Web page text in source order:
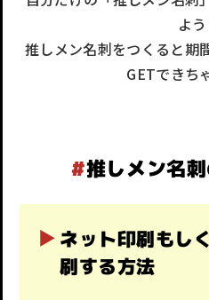
よう
推しメン名刺をつくると期
GETできち
#推しメン名
ネット印刷もし
刷する方法